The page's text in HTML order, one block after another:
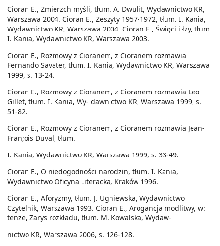
Cioran E., Zmierzch myśli, tłum. A. Dwulit, Wydawnictwo KR,
Warszawa 2004. Cioran E., Zeszyty 1957-1972, tłum. I. Kania,
Wydawnictwo KR, Warszawa 2004. Cioran E., Święci i łzy, tłum.
I. Kania, Wydawnictwo KR, Warszawa 2003.
Cioran E., Rozmowy z Cioranem, z Cioranem rozmawia
Fernando Savater, tłum. I. Kania, Wydawnictwo KR, Warszawa
1999, s. 13-24.
Cioran E., Rozmowy z Cioranem, z Cioranem rozmawia Leo
Gillet, tłum. I. Kania, Wy- dawnictwo KR, Warszawa 1999, s.
51-82.
Cioran E., Rozmowy z Cioranem, z Cioranem rozmawia Jean-
Fran;ois Duval, tłum.
I. Kania, Wydawnictwo KR, Warszawa 1999, s. 33-49.
Cioran E., O niedogodności narodzin, tłum. I. Kania,
Wydawnictwo Oficyna Literacka, Kraków 1996.
Cioran E., Aforyzmy, tłum. J. Ugniewska, Wydawnictwo
Czytelnik, Warszawa 1993. Cioran E., Arogancja modlitwy, w:
tenże, Zarys rozkładu, tłum. M. Kowalska, Wydaw-
nictwo KR, Warszawa 2006, s. 126-128.